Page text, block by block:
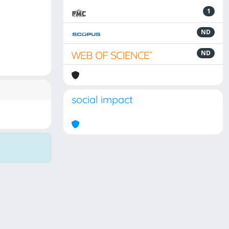
1
ND
ND
social impact